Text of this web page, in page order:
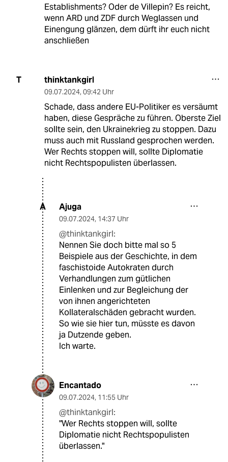
Establishments? Oder de Villepin? Es reicht,
wenn ARD und ZDF durch Weglassen und
Einengung glänzen, dem dürft ihr euch nicht
anschließen
T thinktankgirl
09.07.2024, 09:42 Uhr
Schade, dass andere EU-Politiker es versäumt
haben, diese Gespräche zu führen. Oberste Ziel
sollte sein, den Ukrainekrieg zu stoppen. Dazu
muss auch mit Russland gesprochen werden.
Wer Rechts stoppen will, sollte Diplomatie
nicht Rechtspopulisten überlassen.
A Ajuga
09.07.2024, 14:37 Uhr
@thinktankgirl:
Nennen Sie doch bitte mal so 5
Beispiele aus der Geschichte, in dem
faschistoide Autokraten durch
Verhandlungen zum gütlichen
Einlenken und zur Begleichung der
von ihnen angerichteten
Kollateralschäden gebracht wurden.
So wie sie hier tun, müsste es davon
ja Dutzende geben.
Ich warte.
Encantado
09.07.2024, 11:55 Uhr
@thinktankgirl:
"Wer Rechts stoppen will, sollte
Diplomatie nicht Rechtspopulisten
überlassen."